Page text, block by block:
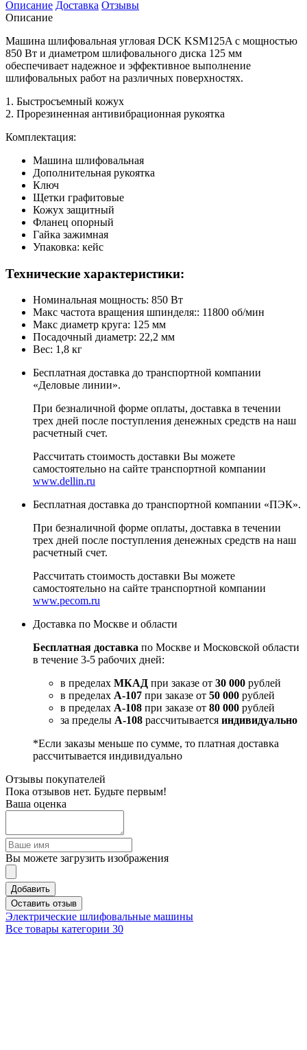
Описание Доставка Отзывы
Описание
Машина шлифовальная угловая DCK KSM125A с мощностью
850 Вт и диаметром шлифовального диска 125 мм
обеспечивает надежное и эффективное выполнение
шлифовальных работ на различных поверхностях.
1. Быстросъемный кожух
2. Прорезиненная антивибрационная рукоятка
Комплектация:
Машина шлифовальная
Дополнительная рукоятка
Ключ
Щетки графитовые
Кожух защитный
Фланец опорный
Гайка зажимная
Упаковка: кейс
Технические характеристики:
Номинальная мощность: 850 Вт
Макс частота вращения шпинделя:: 11800 об/мин
Макс диаметр круга: 125 мм
Посадочный диаметр: 22,2 мм
Вес: 1,8 кг
Бесплатная доставка до транспортной компании
«Деловые линии».
При безналичной форме оплаты, доставка в течении
трех дней после поступления денежных средств на наш
расчетный счет.
Рассчитать стоимость доставки Вы можете
самостоятельно на сайте транспортной компании
www.dellin.ru
Бесплатная доставка до транспортной компании «ПЭК».
При безналичной форме оплаты, доставка в течении
трех дней после поступления денежных средств на наш
расчетный счет.
Рассчитать стоимость доставки Вы можете
самостоятельно на сайте транспортной компании
www.pecom.ru
Доставка по Москве и области
Бесплатная доставка по Москве и Московской области
в течение 3-5 рабочих дней:
в пределах МКАД при заказе от 30 000 рублей
в пределах А-107 при заказе от 50 000 рублей
в пределах А-108 при заказе от 80 000 рублей
за пределы А-108 рассчитывается индивидуально
*Если заказы меньше по сумме, то платная доставка
рассчитывается индивидуально
Отзывы покупателей
Пока отзывов нет. Будьте первым!
Ваша оценка
Вы можете загрузить изображения
Добавить
Оставить отзыв
Электрические шлифовальные машины
Все товары категории 30